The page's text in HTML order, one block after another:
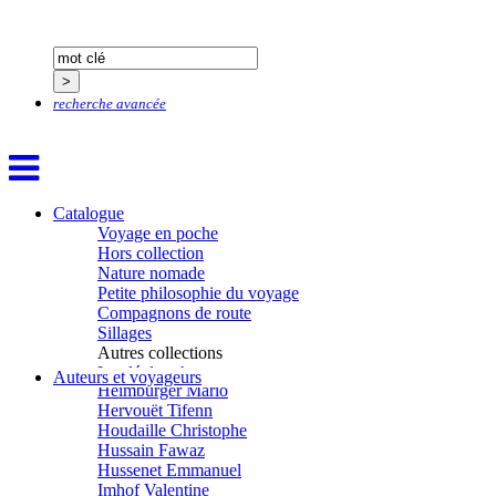
recherche avancée
Catalogue
Voyage en poche
Hors collection
Nature nomade
Petite philosophie du voyage
Compagnons de route
Sillages
Autres collections
La clé des champs
Chemins d’étoiles
Visions
Auteurs et voyageurs
Georis Stéphane
Gilbert Frédéric
Goisque Thomas
Guerrier Gérard
Guillemot Agnès
Guillotel Pierre-Antoine
Guyon Élizabeth
Haegy Jean-Marie
Hafez Kim
Halluin Bruno d’
Hardivilliers Albéric d’
Harvey James
Heimburger Mario
Hervouët Tifenn
Houdaille Christophe
Hussain Fawaz
Hussenet Emmanuel
Imhof Valentine